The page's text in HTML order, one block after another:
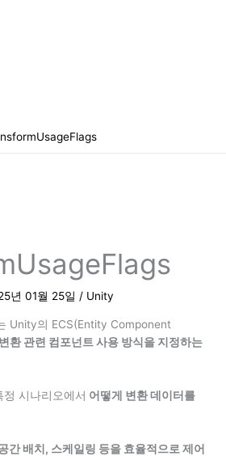
년 01월 25일/ Unity
Unity의 ECS(Entity Component
환 관련 컴포넌트 사용 방식을 지정하는
시나리오에서 어떻게 변환 데이터를
간 배치, 스케일링 등을 효율적으로 제어